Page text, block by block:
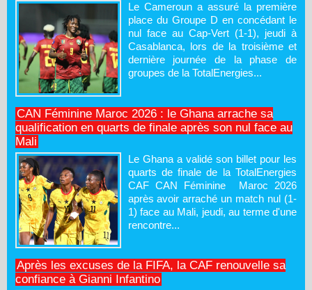
Le Cameroun a assuré la première
place du Groupe D en concédant le
nul face au Cap-Vert (1-1), jeudi à
Casablanca, lors de la troisième et
dernière journée de la phase de
groupes de la TotalEnergies...
CAN Féminine Maroc 2026 : le Ghana arrache sa
qualification en quarts de finale après son nul face au
Mali
Le Ghana a validé son billet pour les
quarts de finale de la TotalEnergies
CAF CAN Féminine Maroc 2026
après avoir arraché un match nul (1-
1) face au Mali, jeudi, au terme d'une
rencontre...
Après les excuses de la FIFA, la CAF renouvelle sa
confiance à Gianni Infantino